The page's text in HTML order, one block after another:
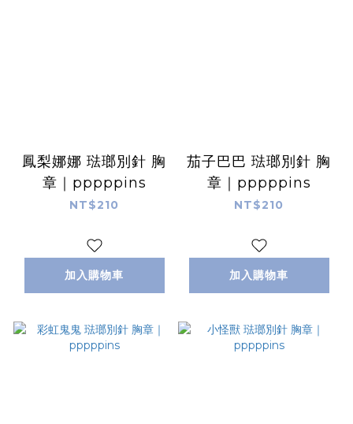
鳳梨娜娜 琺瑯別針 胸
章｜pppppins
NT$210
加入購物車
茄子巴巴 琺瑯別針 胸
章｜pppppins
NT$210
加入購物車